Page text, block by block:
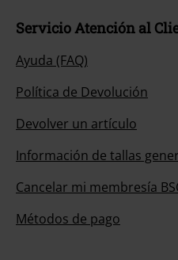
Servicio Atención al
Ayuda (FAQ)
Política de Devolución
Devolver un artículo
Información de tallas
Cancelar mi membresía
Métodos de pago